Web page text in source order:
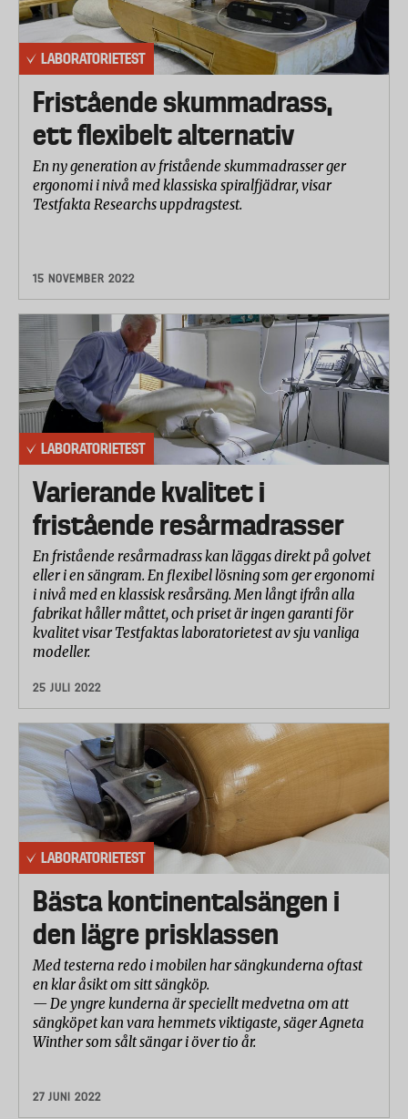
LABORATORIETEST
Fristående skummadrass,
ett flexibelt alternativ
En ny generation av fristående skummadrasser ger
ergonomi i nivå med klassiska spiralfjädrar, visar
Testfakta Researchs uppdragstest.
15 NOVEMBER 2022
LABORATORIETEST
Varierande kvalitet i
fristående resårmadrasser
En fristående resårmadrass kan läggas direkt på golvet
eller i en sängram. En flexibel lösning som ger ergonomi
i nivå med en klassisk resårsäng. Men långt ifrån alla
fabrikat håller måttet, och priset är ingen garanti för
kvalitet visar Testfaktas laboratorietest av sju vanliga
modeller.
25 JULI 2022
LABORATORIETEST
Bästa kontinentalsängen i
den lägre prisklassen
Med testerna redo i mobilen har sängkunderna oftast
en klar åsikt om sitt sängköp.
— De yngre kunderna är speciellt medvetna om att
sängköpet kan vara hemmets viktigaste, säger Agneta
Winther som sålt sängar i över tio år.
27 JUNI 2022